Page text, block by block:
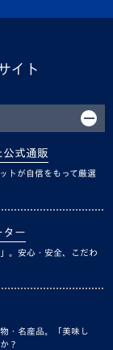
イト
公式通販
トが自信をもって厳選
ター
。安心・安全、こだわ
・名産品。「美味し
？